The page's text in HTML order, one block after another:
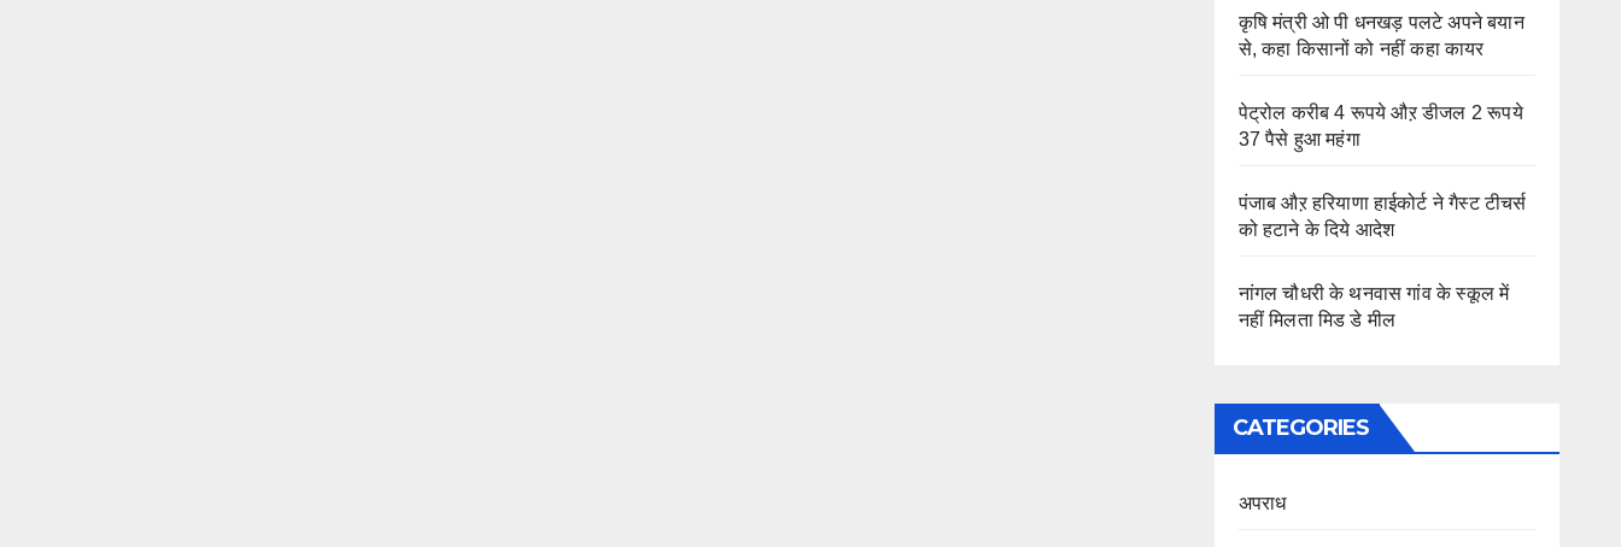
कृषि मंत्री ओ पी धनखड़ पलटे अपने बयान
से, कहा किसानों को नहीं कहा कायर
पेट्रोल करीब 4 रूपये औऱ डीजल 2 रूपये
37 पैसे हुआ महंगा
पंजाब औऱ हरियाणा हाईकोर्ट ने गैस्ट टीचर्स
को हटाने के दिये आदेश
नांगल चौधरी के थनवास गांव के स्कूल में
नहीं मिलता मिड डे मील
CATEGORIES
अपराध